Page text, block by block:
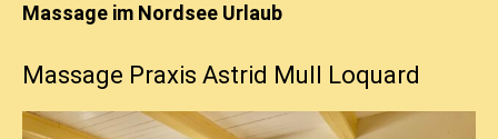
Massage im Nordsee Urlaub
Massage Praxis Astrid Mull Loquard